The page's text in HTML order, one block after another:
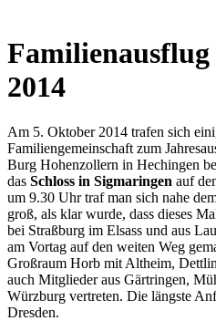
2014
Am 5. Oktober 2014 trafen sich
Familiengemeinschaft zum
Burg Hohenzollern in Hechingen
das Schloss in Sigmaringen auf
um 9.30 Uhr traf man sich nahe
groß, als klar wurde, dass dieses
bei Straßburg im Elsass und aus
am Vortag auf den weiten Weg
Großraum Horb mit Altheim,
auch Mitglieder aus Gärtringen,
Würzburg vertreten. Die längste
Dresden.